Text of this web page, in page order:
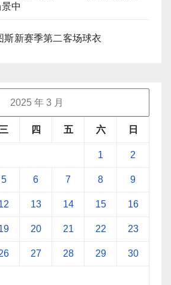
中
斯新赛季第二客场球衣
2025 年 3 月
三 四 五 六 日
1 2
5 6 7 8 9
13 14 15 16
20 21 22 23
27 28 29 30